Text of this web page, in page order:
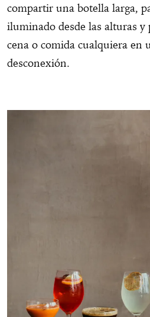
compartir una botella larga,
iluminado desde las alturas
cena o comida cualquiera en
desconexión.